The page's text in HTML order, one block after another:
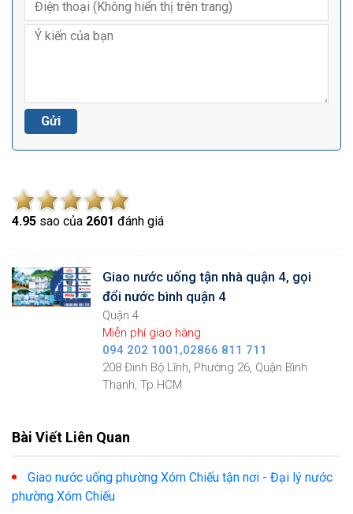
4.95 sao của 2601 đánh giá
Giao nước uống tận nhà quận 4, gọi
đổi nước bình quận 4
Quận 4
Miễn phí giao hàng
094 202 1001,02866 811 711
208 Đinh Bộ Lĩnh, Phường 26, Quận Bình
Thạnh, Tp.HCM
Bài Viết Liên Quan
Giao nước uống phường Xóm Chiếu tận nơi - Đại lý nước
phường Xóm Chiếu